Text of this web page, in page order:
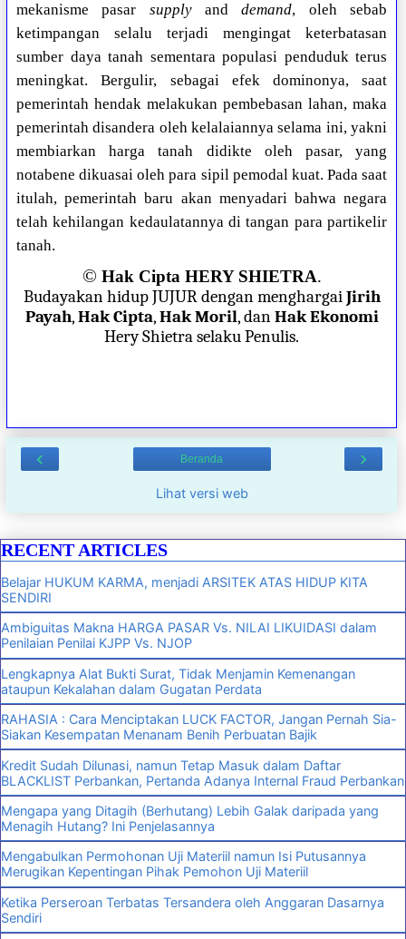
mekanisme pasar supplyanddemand, oleh sebab
ketimpangan selalu terjadi mengingat keterbatasan
sumber daya tanah sementara populasi penduduk terus
meningkat. Bergulir, sebagai efek dominonya, saat
pemerintah hendak melakukan pembebasan lahan, maka
pemerintah disandera oleh kelalaiannya selama ini, yakni
membiarkan harga tanah didikte oleh pasar, yang
notabene dikuasai oleh para sipil pemodal kuat. Pada saat
itulah, pemerintah baru akan menyadari bahwa negara
telah kehilangan kedaulatannya di tangan para partikelir
tanah.
© Hak Cipta HERY SHIETRA.
Budayakan hidup JUJUR dengan menghargaiJirih
Payah,Hak Cipta,Hak Moril, danHak Ekonomi
Hery Shietra selaku Penulis.
‹ ›
Beranda
Lihat versi web
RECENT ARTICLES
Belajar HUKUM KARMA, menjadi ARSITEK ATAS HIDUP KITA
SENDIRI
Ambiguitas Makna HARGA PASAR Vs. NILAI LIKUIDASI dalam
Penilaian Penilai KJPP Vs. NJOP
Lengkapnya Alat Bukti Surat, Tidak Menjamin Kemenangan
ataupun Kekalahan dalam Gugatan Perdata
RAHASIA : Cara Menciptakan LUCK FACTOR, Jangan Pernah Sia-
Siakan Kesempatan Menanam Benih Perbuatan Bajik
Kredit Sudah Dilunasi, namun Tetap Masuk dalam Daftar
BLACKLIST Perbankan, Pertanda Adanya Internal Fraud Perbankan
Mengapa yang Ditagih (Berhutang) Lebih Galak daripada yang
Menagih Hutang? Ini Penjelasannya
Mengabulkan Permohonan Uji Materiil namun Isi Putusannya
Merugikan Kepentingan Pihak Pemohon Uji Materiil
Ketika Perseroan Terbatas Tersandera oleh Anggaran Dasarnya
Sendiri